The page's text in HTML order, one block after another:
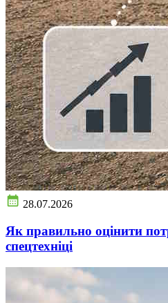
28.07.2026
Як правильно оцінити
спецтехніці